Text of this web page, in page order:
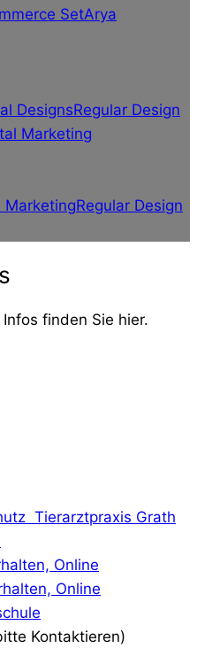
SetArya
DesignsRegular Design
Marketing
MarketingRegular Design
finden Sie hier.
Tierarztpraxis Grath
Online
Online
Kontaktieren)